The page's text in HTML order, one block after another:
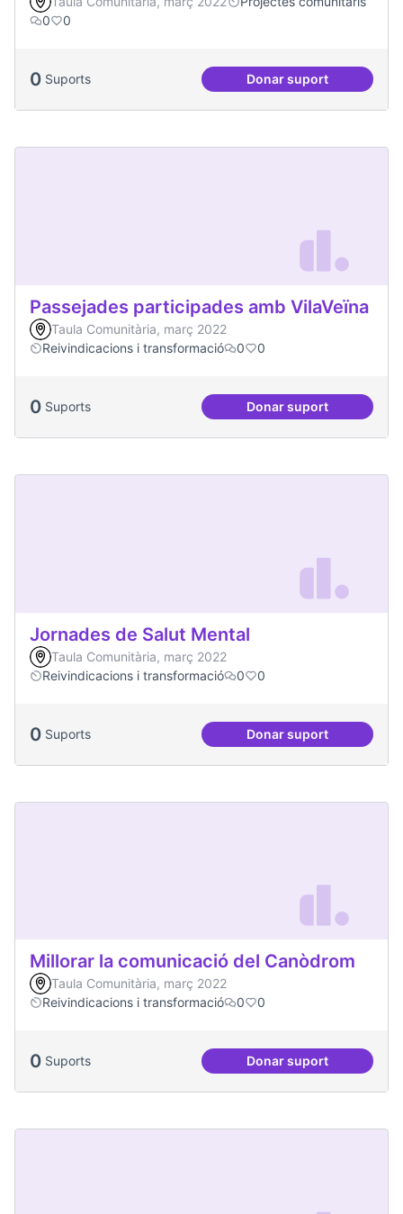
0
0
0 Suports Donar suportMés voluntariat
Passejades participades amb VilaVeïna
Taula Comunitària, març 2022
Reivindicacions i transformació
0 0
0 Suports Donar suport
Passejades
Jornades de Salut Mental
Taula Comunitària, març 2022
Reivindicacions i transformació
0 0
0 Suports Donar suportJornades de Salut
Millorar la comunicació del Canòdrom
Taula Comunitària, març 2022
Reivindicacions i transformació
0 0
0 Suports Donar suport
Millorar la